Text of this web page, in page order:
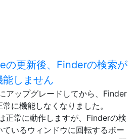
の更新後、Finderの検索が
能しません
アップグレードしてから、Finder
に機能しなくなりました。
正常に動作しますが、Finderの検
ているウィンドウに回転するボー